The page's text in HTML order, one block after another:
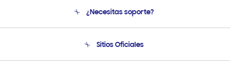
Soporte
Condiciones de Compra
¿Necesitas soporte?
Soporte vía eMail
Sitios Oficiales